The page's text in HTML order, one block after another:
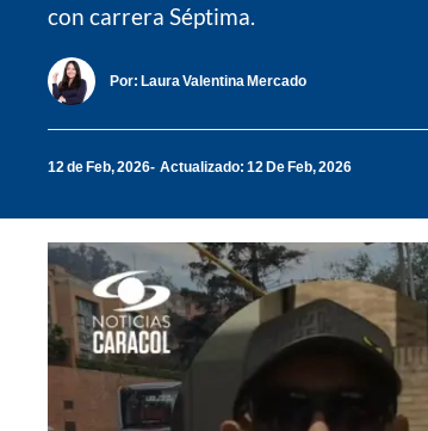
con carrera Séptima.
Por: Laura Valentina Mercado
12 de Feb, 2026 Actualizado: 12 De Feb, 2026